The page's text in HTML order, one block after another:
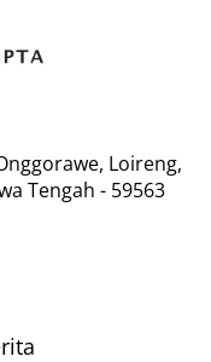
Loireng,
Tengah - 59563